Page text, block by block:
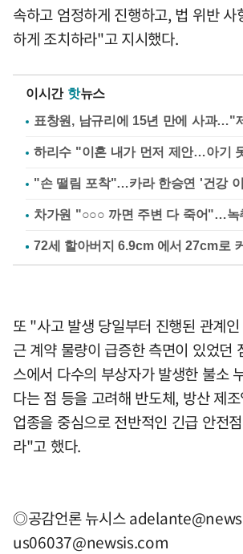
속하고 엄정하게 진행하고, 법 위반 사
하게 조치하라"고 지시했다.
이시간 핫뉴스
표창원, 남규리에 15년 만에 사과…"
하리수 "이혼 내가 먼저 제안…아기
"손 떨림 포착"…카라 한승연 '건강
차가원 "○○○ 까면 주변 다 죽어"…녹
또 "사고 발생 당일부터 진행된 관계
근 계약 물량이 급증한 측면이 있었던
스에서 다수의 부상자가 발생한 불소
다는 점 등을 고려해 반도체, 방산 제
업종을 중심으로 전반적인 긴급 안전
라"고 했다.
◎공감언론 뉴시스
us06037@newsis.com